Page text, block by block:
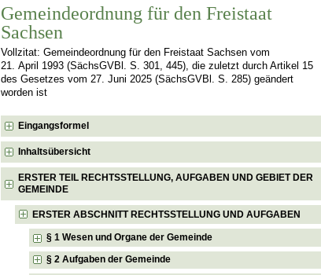
Gemeindeordnung für den Freistaat
Sachsen
Vollzitat: Gemeindeordnung für den Freistaat Sachsen vom
21. April 1993 (SächsGVBl. S. 301, 445), die zuletzt durch Artikel 15
des Gesetzes vom 27. Juni 2025 (SächsGVBl. S. 285) geändert
worden ist
Eingangsformel
Inhaltsübersicht
ERSTER TEIL RECHTSSTELLUNG, AUFGABEN UND GEBIET DER
GEMEINDE
ERSTER ABSCHNITT RECHTSSTELLUNG UND AUFGABEN
§ 1 Wesen und Organe der Gemeinde
§ 2 Aufgaben der Gemeinde